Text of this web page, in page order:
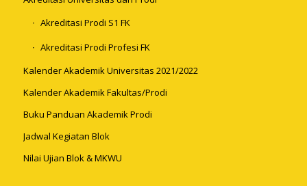
Akreditasi Prodi S1 FK
Akreditasi Prodi Profesi FK
Kalender Akademik Universitas 2021/2022
Kalender Akademik Fakultas/Prodi
Buku Panduan Akademik Prodi
Jadwal Kegiatan Blok
Nilai Ujian Blok & MKWU